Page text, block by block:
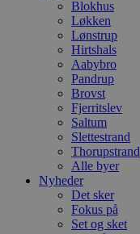
Blokhus
Løkken
Lønstrup
Hirtshals
Aabybro
Pandrup
Brovst
Fjerritslev
Saltum
Slettestrand
Thorupstrand
Alle byer
Nyheder
Det sker
Fokus på
Set og sket